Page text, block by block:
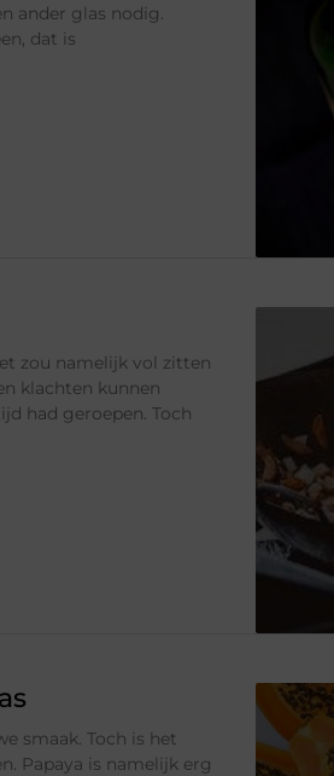
ander glas nodig.
dat is
zou namelijk vol zitten
klachten kunnen
had geroepen. Toch
smaak. Toch is het
Papaya is namelijk erg